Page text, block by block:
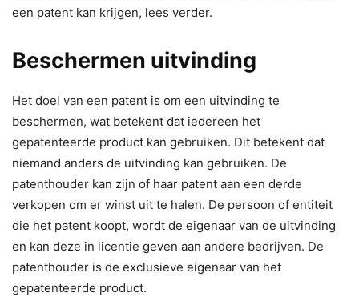
een patent kan krijgen, lees verder.
Beschermen uitvinding
Het doel van een patent is om een uitvinding te
beschermen, wat betekent dat iedereen het
gepatenteerde product kan gebruiken. Dit betekent dat
niemand anders de uitvinding kan gebruiken. De
patenthouder kan zijn of haar patent aan een derde
verkopen om er winst uit te halen. De persoon of entiteit
die het patent koopt, wordt de eigenaar van de uitvinding
en kan deze in licentie geven aan andere bedrijven. De
patenthouder is de exclusieve eigenaar van het
gepatenteerde product.